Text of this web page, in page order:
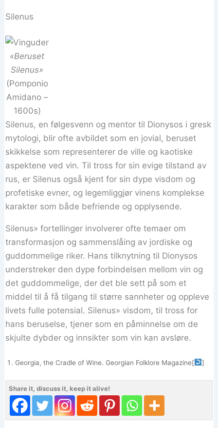
Silenus
«Beruset
Silenus»
(Pomponio
Amidano –
1600s)
Silenus, en følgesvenn og mentor til Dionysos i gresk
mytologi, blir ofte avbildet som en jovial, beruset
skikkelse som representerer de ville og kaotiske
aspektene ved vin. Til tross for sin evige tilstand av
rus, er Silenus også kjent for sin dype visdom og
profetiske evner, og legemliggjør vinens komplekse
karakter som både befriende og opplysende.
Silenus» fortellinger involverer ofte temaer om
transformasjon og sammenslåing av jordiske og
guddommelige riker. Hans tilknytning til Dionysos
understreker den dype forbindelsen mellom vin og
det guddommelige, der det ble sett på som et
middel til å få tilgang til større sannheter og oppleve
livets fulle potensial. Silenus» visdom, til tross for
hans beruselse, tjener som en påminnelse om de
skjulte dybder og innsikter som vin kan avsløre.
Georgia, the Cradle of Wine. Georgian Folklore Magazine[ ]
Share it, discuss it, keep it alive!